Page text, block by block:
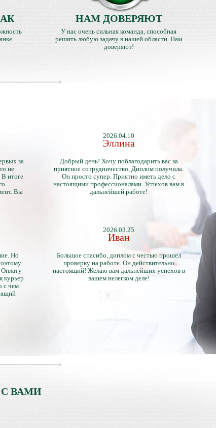
НАМ ДОВЕРЯЮТ
У нас очень сильная команда, способная
решить любую задачу в нашей области. Нам
доверяют!
за
не
В итоге
Вы
2026.04.10
Эллина
Добрый день! Хочу поблагодарить вас за
приятное сотрудничество. Диплом получила.
Он просто супер. Приятно иметь дело с
настоящими профессионалами. Успехов вам в
дальнейшей работе!
Но
Оплату
курьер
с чем
2026.03.25
Иван
Большое спасибо, диплом с честью прошел
проверку на работе. Он действительно
настоящий! Желаю вам дальнейших успехов в
вашем нелегком деле!
ВАМИ